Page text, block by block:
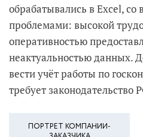
обрабатывались в Excel,
проблемами: высокой
оперативностью
неактуальностью данных.
вести учёт работы по
требует законодательство
ПОРТРЕТ КОМПАНИИ-